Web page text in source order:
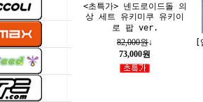
<초특가> 넨도로이드돌 의
상 세트 유키미쿠 유키이
로 팝 ver.
82,000원↓
73,000원
[